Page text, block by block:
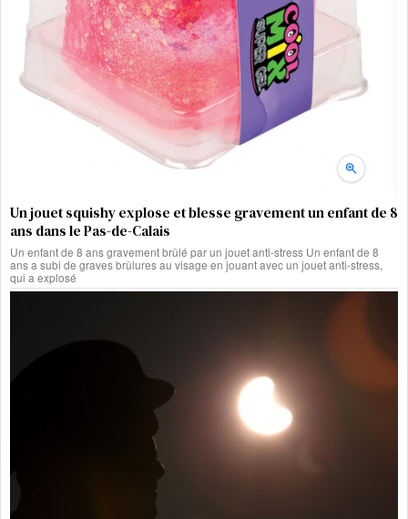
Un jouet squishy explose et blesse gravement un enfant de 8
ans dans le Pas-de-Calais
Un enfant de 8 ans gravement brûlé par un jouet anti-stress Un enfant de 8
ans a subi de graves brûlures au visage en jouant avec un jouet anti-stress,
qui a explosé